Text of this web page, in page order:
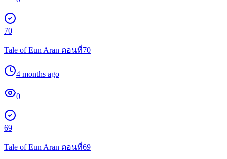
70
Tale of Eun Aran ตอนที่70
4 months ago
0
69
Tale of Eun Aran ตอนที่69